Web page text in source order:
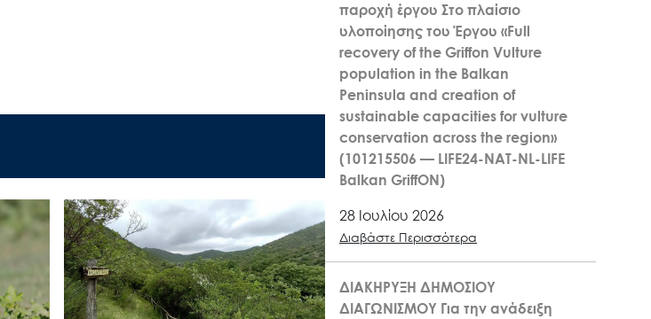
παροχή έργου Στο πλαίσιο
υλοποίησης του Έργου «Full
recovery of the Griffon Vulture
population in the Balkan
Peninsula and creation of
sustainable capacities for vulture
conservation across the region»
(101215506 — LIFE24-NAT-NL-LIFE
Balkan GriffON)
28 Ιουλίου 2026
Διαβάστε Περισσότερα
ΔΙΑΚΗΡΥΞΗ ΔΗΜΟΣΙΟΥ
ΔΙΑΓΩΝΙΣΜΟΥ Για την ανάδειξη